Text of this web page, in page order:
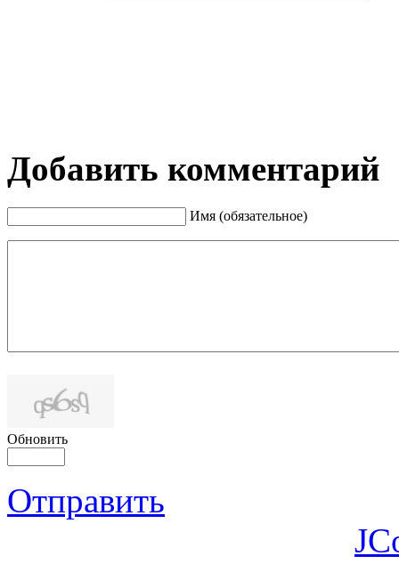
Добавить комментарий
Имя (обязательное)
Обновить
Отправить